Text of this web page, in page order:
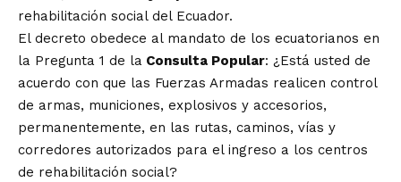
rehabilitación social del Ecuador.
El decreto obedece al mandato de los ecuatorianos en
la Pregunta 1 de la Consulta Popular: ¿Está usted de
acuerdo con que las Fuerzas Armadas realicen control
de armas, municiones, explosivos y accesorios,
permanentemente, en las rutas, caminos, vías y
corredores autorizados para el ingreso a los centros
de rehabilitación social?